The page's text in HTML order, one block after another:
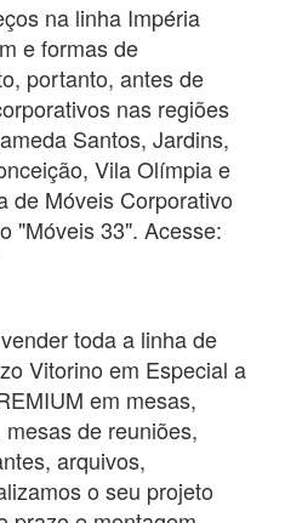
na linha Impéria
e formas de
portanto, antes de
nas regiões
Santos, Jardins,
Vila Olímpia e
de Móveis Corporativo
"Móveis 33". Acesse:
toda a linha de
Vitorino em Especial a
em mesas,
de reuniões,
arquivos,
o seu projeto